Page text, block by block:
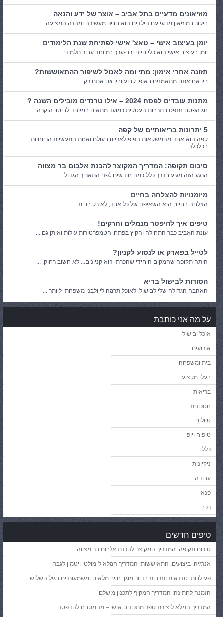
מוזיאונים מדעיים בתל אביב – אוצר של ידע והנאה
ביקור במוזיאון מדעי עם הילדים הוא חוויה מעשירה ומהנה המציעה ...
יומן בעיצוב אישי – טאצ' אישי לפתיחת שנת הלימודים
יומן בעיצוב אישי הוא כלי חיוני ורב-ערך במיוחד עבור תלמידי ...
תזונה אחרי אימון: מתי ומה לאכול לשיפור ההתאוששות?
בין אם אתם מתאמנים באופן קבוע ובין אם אתם רק ...
מתנות עובדים לפסח 2024 – אילו טרנדים מובילים השנה ?
חג הפסח נתפס בתרבות העסקית כמועד מתאים במיוחד לביטוי הוקרה ...
5 יתרונות בריאותיים של קפה
קפה הוא אחד מהמשקאות הפופולאריים בעולם ואחת התעשיות הרווחיות
בכלכלה ...
סיכום תקופה: המדריך המקוצר להכנת אלבום בר מצווה
הרגע הזה מגיע בדרך כלל כמה חודשים לפני התאריך הגדול. ...
מיומנויות להצלחה בחיים
הצלחה בחיים היא השאיפה של כל אחד, לא רק בבית ...
טיפים איך להיפטר מנמלים וחרקים!
עונת האביב כבר התחילה והקיץ בפתח, הטמפרטורות עולות ואיתן גם ...
לטייל בפארק או לנסוע לקניון?
היתה תקופה שהמקום היחידי שהכרתי הוא קניונים... לא חשוב רחוק, ...
הסודות לבישול בריא
האהבה הגדולה שלי לבישול ולאוכל תרמה לי ולבני משפחתי ליותר ...
על מה אני כותבת
אוכל ובישול
אירועים
בית ומשפחה
בעלי מקצוע
בריאות
חסכונות
טיולים
טיפוח ויופי
כללי
ניקיונות
עבודה
פנאי
רכב
טיפים חדשים
סיכום תקופה: המדריך המקוצר להכנת אלבום בר מצווה
אנרגיה, ביצועים, התאוששות: המדריך המלא ל-מולטי ויטמין לגבר
פעילויות, סדנאות ותרבות בדיור מוגן: חיים מלאים ומשמעותיים בגיל השלישי
הזמנה לחתונה: המדריך המקיף לתכנון מושלם
המדריך המלא ליצירת ספר מתכונים אישי – מהמטבח להדפסה